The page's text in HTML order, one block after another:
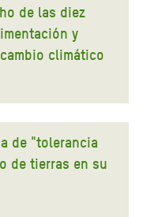
de las diez
y
climático
de "tolerancia
de tierras en su